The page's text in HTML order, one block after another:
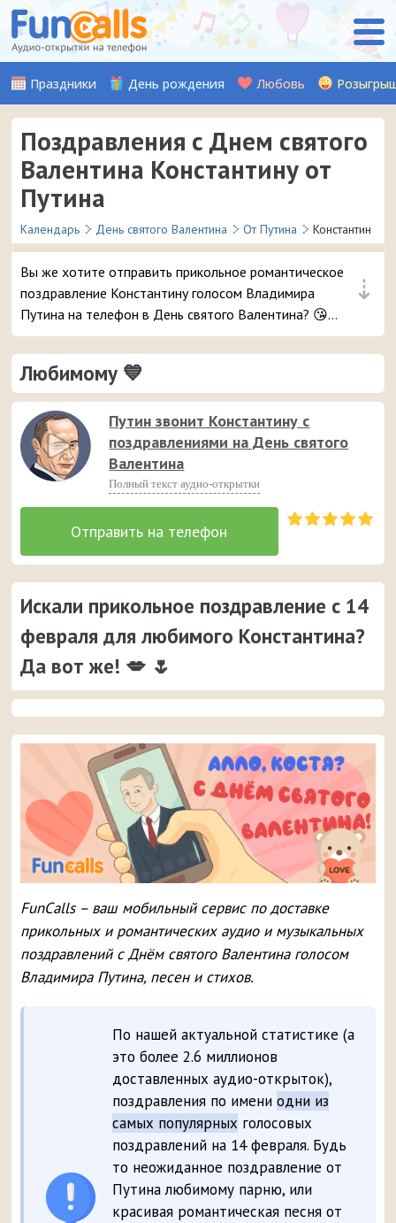
Праздники День рождения Любовь
Поздравления с Днем святого
Валентина Константину от
Путина
Календарь День святого Валентина От Путина Константин
⇣
Вы же хотите отправить прикольное романтическое
поздравление Константину голосом Владимира
Путина на телефон в День святого Валентина? 😘
Будьте уверены, ему точно понравится – и
неожиданный звонок и такое весёлое аудио признание
❤ 👏
Любимому 💙
Путин звонит Константину с
поздравлениями на День святого
Валентина
Полный текст аудио-открытки
Искали прикольное поздравление с 14
февраля для любимого Константина?
Да вот же! 💋 🌷
FunCalls – ваш мобильный сервис по доставке
прикольных и романтических аудио и музыкальных
поздравлений с Днём святого Валентина голосом
Владимира Путина, песен и стихов.
По нашей актуальной статистике (а
это более 2.6 миллионов
доставленных аудио-открыток),
поздравления по имениодни из
самых популярных голосовых
поздравлений на 14 февраля. Будь
то неожиданное поздравление от
Путина любимому парню, или
красивая романтическая песня от